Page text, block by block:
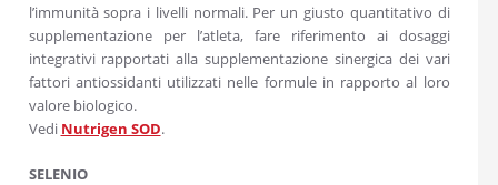
l’immunità sopra i livelli normali. Per un giusto quantitativo di
supplementazione per l’atleta, fare riferimento ai dosaggi
integrativi rapportati alla supplementazione sinergica dei vari
fattori antiossidanti utilizzati nelle formule in rapporto al loro
valore biologico.
Vedi Nutrigen SOD.
SELENIO